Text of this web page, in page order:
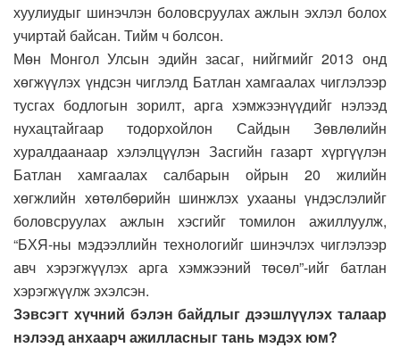
хуулиудыг шинэчлэн боловсруулах ажлын эхлэл болох
учиртай байсан. Тийм ч болсон.
Мөн Монгол Улсын эдийн засаг, нийгмийг 2013 онд
хөгжүүлэх үндсэн чиглэлд Батлан хамгаалах чиглэлээр
тусгах бодлогын зорилт, арга хэмжээнүүдийг нэлээд
нухацтайгаар тодорхойлон Сайдын Зөвлөлийн
хуралдаанаар хэлэлцүүлэн Засгийн газарт хүргүүлэн
Батлан хамгаалах салбарын ойрын 20 жилийн
хөгжлийн хөтөлбөрийн шинжлэх ухааны үндэслэлийг
боловсруулах ажлын хэсгийг томилон ажиллуулж,
“БХЯ-ны мэдээллийн технологийг шинэчлэх чиглэлээр
авч хэрэгжүүлэх арга хэмжээний төсөл”-ийг батлан
хэрэгжүүлж эхэлсэн.
Зэвсэгт хүчний бэлэн байдлыг дээшлүүлэх талаар
нэлээд анхаарч ажилласныг тань мэдэх юм?